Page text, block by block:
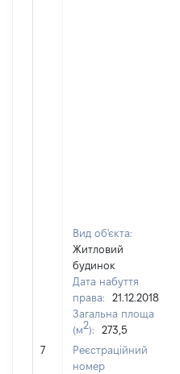
7
Вид об'єкта:
Житловий
будинок
Дата набуття
права:
21.12.2018
Загальна площа
(м2):
273,5
Реєстраційний
номер